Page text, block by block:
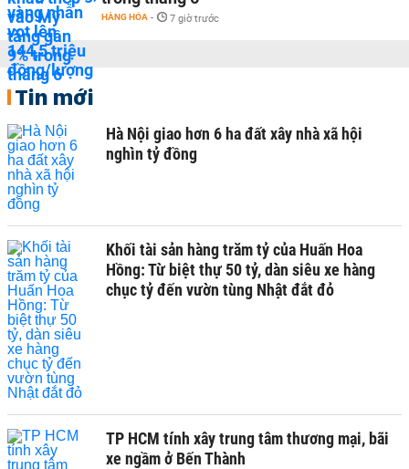
HÀNG HÓA - 7 giờ trước
Tin mới
Hà Nội giao hơn 6 ha đất xây nhà xã hội
nghìn tỷ đồng
Khối tài sản hàng trăm tỷ của Huấn Hoa
Hồng: Từ biệt thự 50 tỷ, dàn siêu xe hàng
chục tỷ đến vườn tùng Nhật đắt đỏ
TP HCM tính xây trung tâm thương mại, bãi
xe ngầm ở Bến Thành